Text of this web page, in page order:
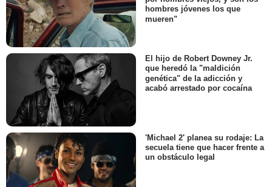
hombres jóvenes los que
mueren"
El hijo de Robert Downey Jr.
que heredó la "maldición
genética" de la adicción y
acabó arrestado por cocaína
'Michael 2' planea su rodaje: La
secuela tiene que hacer frente a
un obstáculo legal